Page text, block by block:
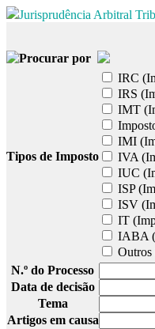
Jurisprudência Arbitral
Procurar por
IRC
IRS
IMT
IMI
Tipos de Imposto
IVA
IUC
ISP
ISV
IT
IABA
Outros
N.º do Processo
Data de decisão
Tema
Artigos em causa